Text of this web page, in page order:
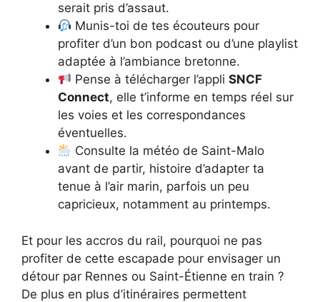
serait pris d’assaut.
Munis-toi de tes écouteurs pour
profiter d’un bon podcast ou d’une playlist
adaptée à l’ambiance bretonne.
Pense à télécharger l’appliSNCF
Connect, elle t’informe en temps réel sur
les voies et les correspondances
éventuelles.
Consulte la météo de Saint-Malo
avant de partir, histoire d’adapter ta
tenue à l’air marin, parfois un peu
capricieux, notamment au printemps.
Et pour les accros du rail, pourquoi ne pas
profiter de cette escapade pour envisager un
détour par Rennes ou Saint-Étienne en train ?
De plus en plus d’itinéraires permettent